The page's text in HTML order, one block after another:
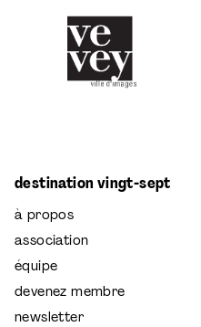
destination vingt-sept
à propos
association
équipe
devenez membre
newsletter